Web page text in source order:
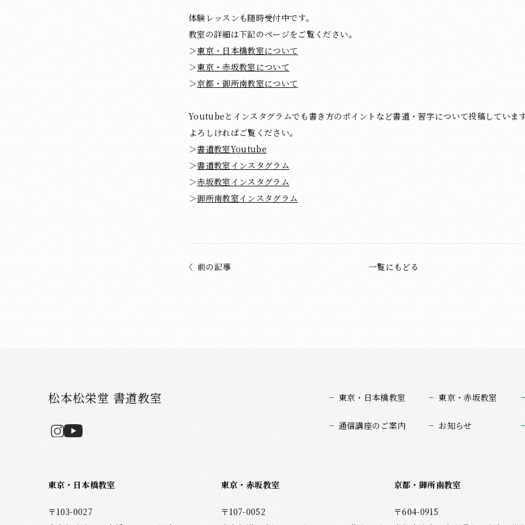
体験レッスンも随時受付中です。
教室の詳細は下記のページをご覧ください。
＞東京・日本橋教室について
＞東京・赤坂教室について
＞京都・御所南教室について
Youtubeとインスタグラムでも書き方のポイントなど書道・習字について投稿していま
よろしければご覧ください。
＞書道教室Youtube
＞書道教室インスタグラム
＞赤坂教室インスタグラム
＞御所南教室インスタグラム
前の記事 一覧にもどる
松本松栄堂 書道教室 東京・日本橋教室 東京・赤坂教室
通信講座のご案内 お知らせ
東京・日本橋教室
〒103-0027
東京・赤坂教室
〒107-0052
京都・御所南教室
〒604-0915